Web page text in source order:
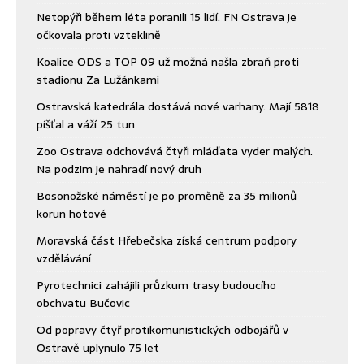
Netopýři během léta poranili 15 lidí. FN Ostrava je
očkovala proti vzteklině
Koalice ODS a TOP 09 už možná našla zbraň proti
stadionu Za Lužánkami
Ostravská katedrála dostává nové varhany. Mají 5818
píšťal a váží 25 tun
Zoo Ostrava odchovává čtyři mláďata vyder malých.
Na podzim je nahradí nový druh
Bosonožské náměstí je po proměně za 35 milionů
korun hotové
Moravská část Hřebečska získá centrum podpory
vzdělávání
Pyrotechnici zahájili průzkum trasy budoucího
obchvatu Bučovic
Od popravy čtyř protikomunistických odbojářů v
Ostravě uplynulo 75 let